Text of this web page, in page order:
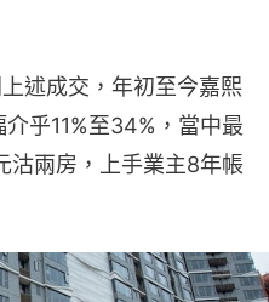
述成交，年初至今嘉熙
乎11%至34%，當中最
沽兩房，上手業主8年帳